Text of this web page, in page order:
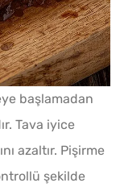
başlamadan
Tava iyice
azaltır. Pişirme
şekilde